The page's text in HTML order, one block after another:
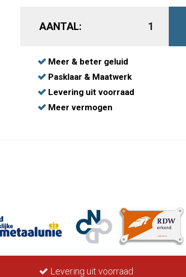
AANTAL:
Meer & beter geluid
Pasklaar & Maatwerk
Levering uit voorraad
Meer vermogen
Levering uit voorraad